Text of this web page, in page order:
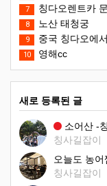
7 칭다오렌트카
8 노산 태청궁
9 중국 칭다오에
10 영해cc
새로 등록된 글
소어산 -
칭사길잡이
오늘도 농어
칭사길잡이